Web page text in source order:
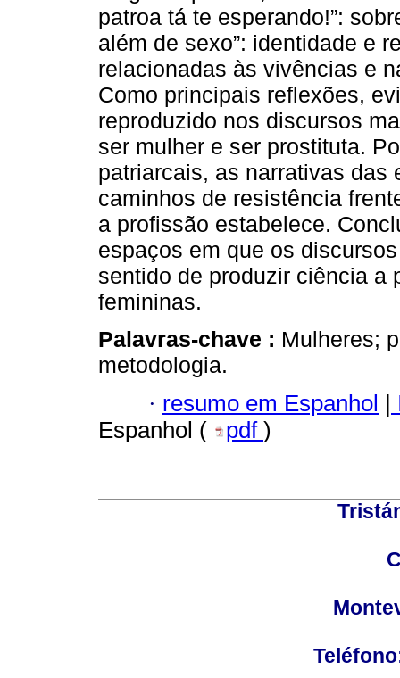
patroa tá te esperando!”:
além de sexo”: identidade e
relacionadas às vivências e
Como principais reflexões,
reproduzido nos discursos
ser mulher e ser prostituta.
patriarcais, as narrativas das
caminhos de resistência
a profissão estabelece.
espaços em que os
sentido de produzir ciência a
femininas.
Palavras-chave : Mulheres;
metodologia.
· resumo em Espanhol |
Espanhol (
pdf )